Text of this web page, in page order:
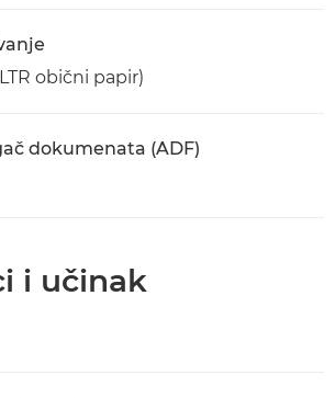
obični papir)
dokumenata (ADF)
i učinak